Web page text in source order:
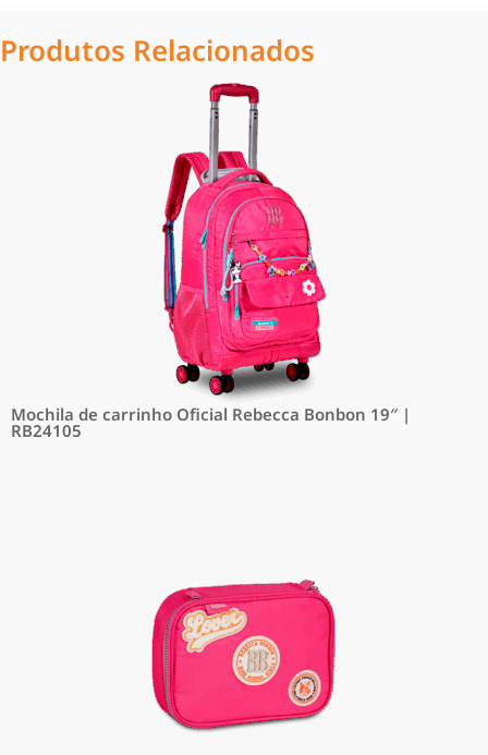
Produtos Relacionados
Mochila de carrinho Oficial Rebecca Bonbon 19″ |
RB24105